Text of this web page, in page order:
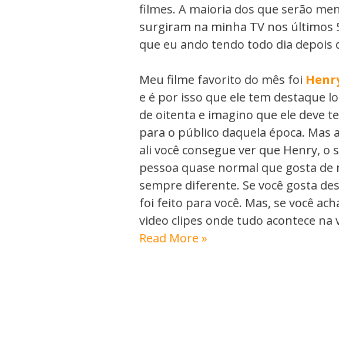
filmes. A maioria dos que serão
surgiram na minha TV nos últimos
que eu ando tendo todo dia depois
Meu filme favorito do mês foi
e é por isso que ele tem destaque
de oitenta e imagino que ele deve
para o público daquela época. Mas
ali você consegue ver que Henry,
pessoa quase normal que gosta
sempre diferente. Se você gosta
foi feito para você. Mas, se você
video clipes onde tudo acontece na
Read More »